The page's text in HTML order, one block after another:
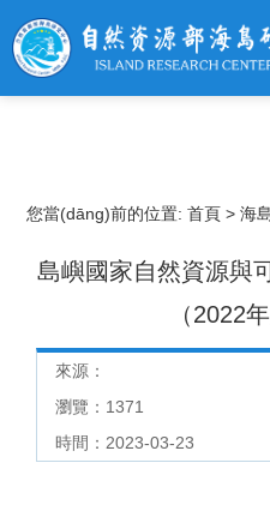
您當(dāng)前的位置: 首頁> 海
島嶼國家自然資源與
（2022
來源：
瀏覽： 1371
時間：2023-03-23